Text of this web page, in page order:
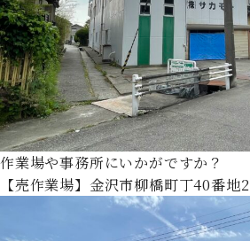
作業場や事務所にいかがですか？
【売作業場】金沢市柳橋町丁40番地2